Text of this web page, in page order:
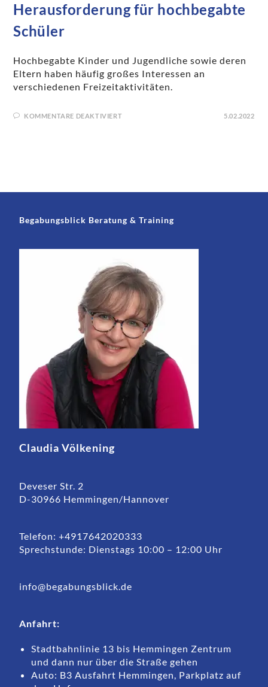
Herausforderung für hochbegabte
Schüler
Hochbegabte Kinder und Jugendliche sowie deren
Eltern haben häufig großes Interessen an
verschiedenen Freizeitaktivitäten.
KOMMENTARE DEAKTIVIERT 5.02.2022
Begabungsblick Beratung & Training
Claudia Völkening
Deveser Str. 2
D-30966 Hemmingen/Hannover
Telefon: +4917642020333
Sprechstunde: Dienstags 10:00 – 12:00 Uhr
info@begabungsblick.de
Anfahrt:
Stadtbahnlinie 13 bis Hemmingen Zentrum
und dann nur über die Straße gehen
Auto: B3 Ausfahrt Hemmingen, Parkplatz auf